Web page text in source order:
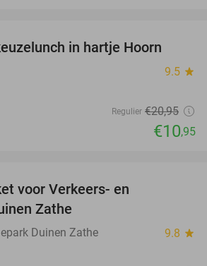
in hartje Hoorn
9.5 star
Regulier €20,95
€10,95
voor Verkeers- en
Zathe
Duinen Zathe 9.8 star